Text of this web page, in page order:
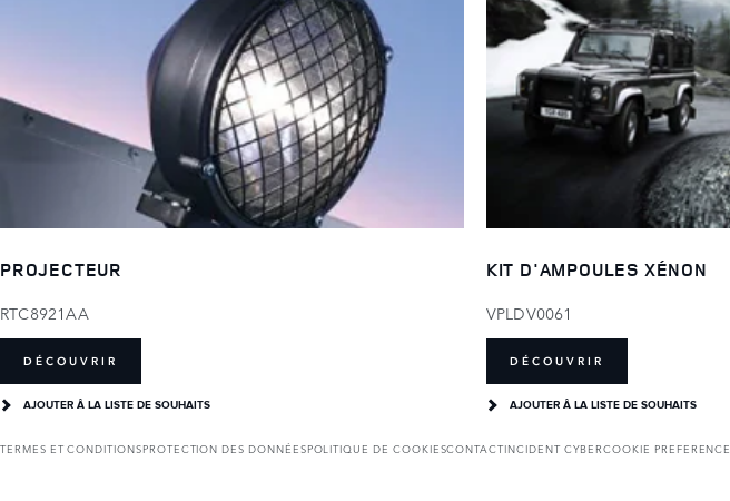
PROJECTEUR
RTC8921AA
DÉCOUVRIR
AJOUTER Â LA LISTE DE SOUHAITS
KIT D'AMPOULES XÉNON
VPLDV0061
DÉCOUVRIR
AJOUTER Â LA LISTE DE SOUHAITS
TERMES ET CONDITIONSPROTECTION DES DONNÉESPOLITIQUE DE COOKIESCONTACTINCIDENT CYBERCOOKIE PREFERENCE